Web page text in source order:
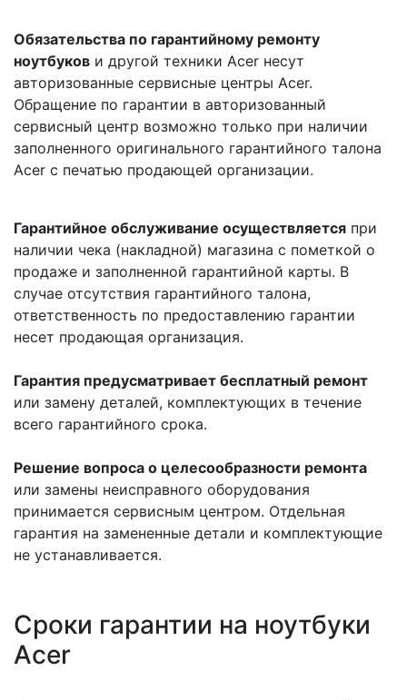
Обязательства по гарантийному ремонту
ноутбуков и другой техники Acer несут
авторизованные сервисные центры Acer.
Обращение по гарантии в авторизованный
сервисный центр возможно только при наличии
заполненного оригинального гарантийного талона
Acer с печатью продающей организации.
Гарантийное обслуживание осуществляется при
наличии чека (накладной) магазина с пометкой о
продаже и заполненной гарантийной карты. В
случае отсутствия гарантийного талона,
ответственность по предоставлению гарантии
несет продающая организация.
Гарантия предусматривает бесплатный ремонт
или замену деталей, комплектующих в течение
всего гарантийного срока.
Решение вопроса о целесообразности ремонта
или замены неисправного оборудования
принимается сервисным центром. Отдельная
гарантия на замененные детали и комплектующие
не устанавливается.
Сроки гарантии на ноутбуки
Acer